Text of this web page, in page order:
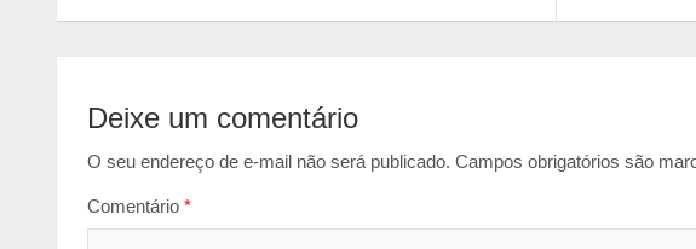
p
o
g
Deixe um comentário
O seu endereço de e-mail não será publicado. Campos obrigatórios são
Comentário *